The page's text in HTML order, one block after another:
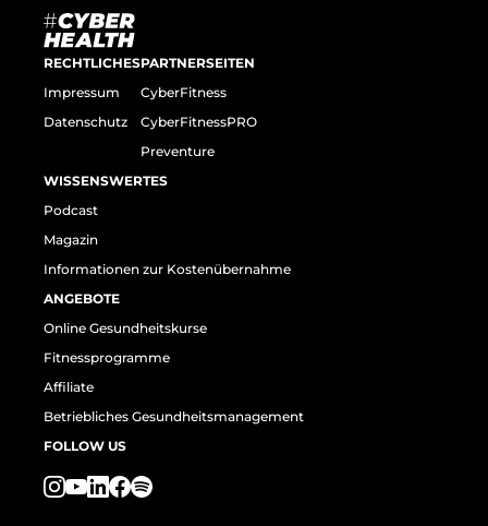
RECHTLICHES
Impressum
Datenschutz
PARTNERSEITEN
CyberFitness
CyberFitnessPRO
Preventure
WISSENSWERTES
Podcast
Magazin
Informationen zur Kostenübernahme
ANGEBOTE
Online Gesundheitskurse
Fitnessprogramme
Affiliate
Betriebliches Gesundheitsmanagement
FOLLOW US